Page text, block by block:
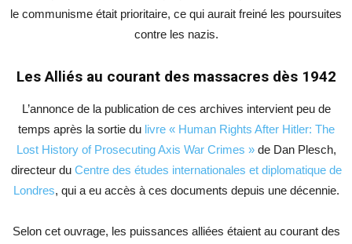
le communisme était prioritaire, ce qui aurait freiné les poursuites
contre les nazis.
Les Alliés au courant des massacres dès 1942
L’annonce de la publication de ces archives intervient peu de
temps après la sortie du livre « Human Rights After Hitler: The
Lost History of Prosecuting Axis War Crimes »de Dan Plesch,
directeur du Centre des études internationales et diplomatique de
Londres, qui a eu accès à ces documents depuis une décennie.
Selon cet ouvrage, les puissances alliées étaient au courant des